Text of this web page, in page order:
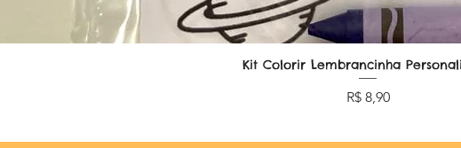
Visualização rápida
Kit Colorir Lembrancinha
Preço
R$ 8,90